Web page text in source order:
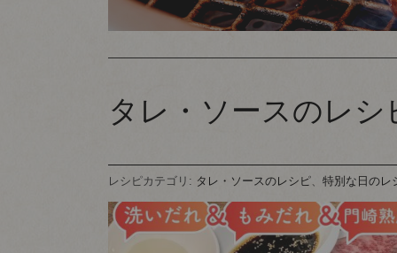
タレ・ソースのレシ
レシピカテゴリ: タレ・ソースのレシピ、 特別な日のレ